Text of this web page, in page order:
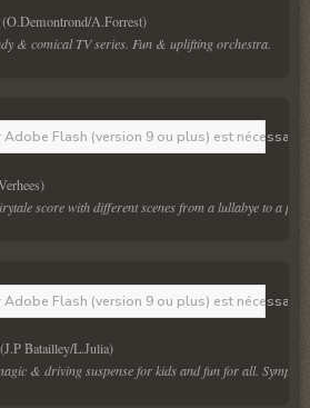
2:07 (O.Demontrond/A.Forrest)
& comical TV series. Fun & uplifting orchestra.
Adobe Flash (version 9 ou plus) est
2:45 (E.Verhees)
score with different scenes from a lullabye to a
Adobe Flash (version 9 ou plus) est
2:18 (J.P Batailley/L.Julia)
& driving suspense for kids and fun for all.